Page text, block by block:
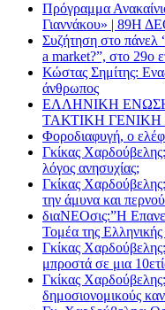
Πρόγραμμα
Γιαννάκου» | 89Η
Συζήτηση στο πάνελ
a market?”, στο 29ο
Κώστας Σημίτης:
άνθρωπος
ΕΛΛΗΝΙΚΗ
ΤΑΚΤΙΚΗ
Φοροδιαφυγή, ο
Γκίκας
λόγος ανησυχίας;
Γκίκας
την άμυνα και
διαΝΕΟσις:”Η
Τομέα της
Γκίκας
μπροστά σε μια
Γκίκας
δημοσιονομικούς